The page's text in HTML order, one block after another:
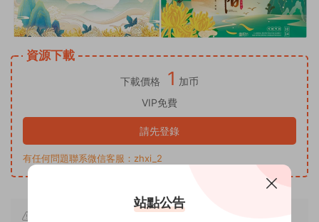
資源下載
下載價格 1 加币
VIP免費
請先登錄
有任何問題聯系微信客服：zhxi_2
https://www.yjsck.cn/2409/
站點公告